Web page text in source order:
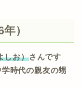
）
しお）さんです
時代の親友の甥